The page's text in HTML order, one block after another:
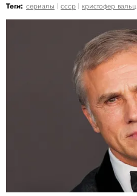
Теги: сериалы ссср кристофер вальц